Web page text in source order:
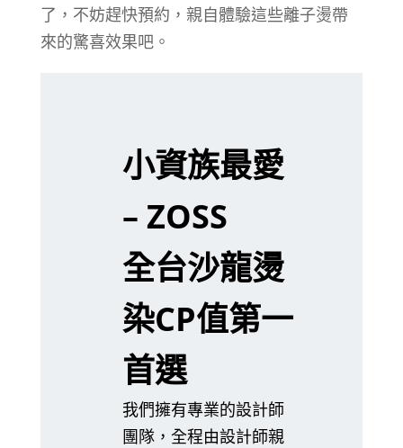
了，不妨趕快預約，親自體驗這些離子燙帶
來的驚喜效果吧。
小資族最愛
– ZOSS
全台沙龍燙
染CP值第一
首選
我們擁有專業的設計師
團隊，全程由設計師親